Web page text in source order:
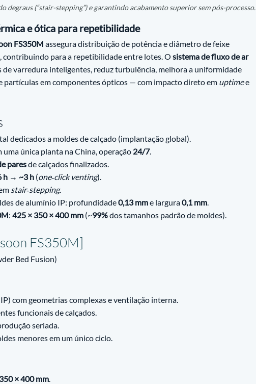
degraus (“stair-stepping”) e garantindo acabamento superior sem pós-processo.
e ótica para repetibilidade
FS350M assegura distribuição de potência e diâmetro de feixe
contribuindo para a repetibilidade entre lotes. O sistema de fluxo de ar
de varredura inteligentes, reduz turbulência, melhora a uniformidade
partículas em componentes ópticos — com impacto direto em uptime e
dedicados a moldes de calçado (implantação global).
uma única planta na China, operação 24/7.
pares de calçados finalizados.
h → ~3 h (one‑click venting).
stair‑stepping.
de alumínio IP: profundidade 0,13 mm e largura 0,1 mm.
: 425 × 350 × 400 mm (~99% dos tamanhos padrão de moldes).
FS350M]
Bed Fusion)
com geometrias complexas e ventilação interna.
funcionais de calçados.
seriada.
menores em um único ciclo.
× 400 mm.